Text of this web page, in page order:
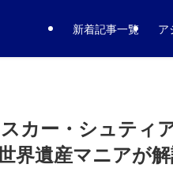
新着記事一覧 ア
カー・シュティ
界遺産マニアが